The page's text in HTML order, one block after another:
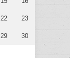
22 23
29 30